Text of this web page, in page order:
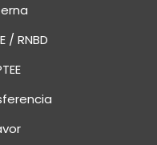
/ RNBD